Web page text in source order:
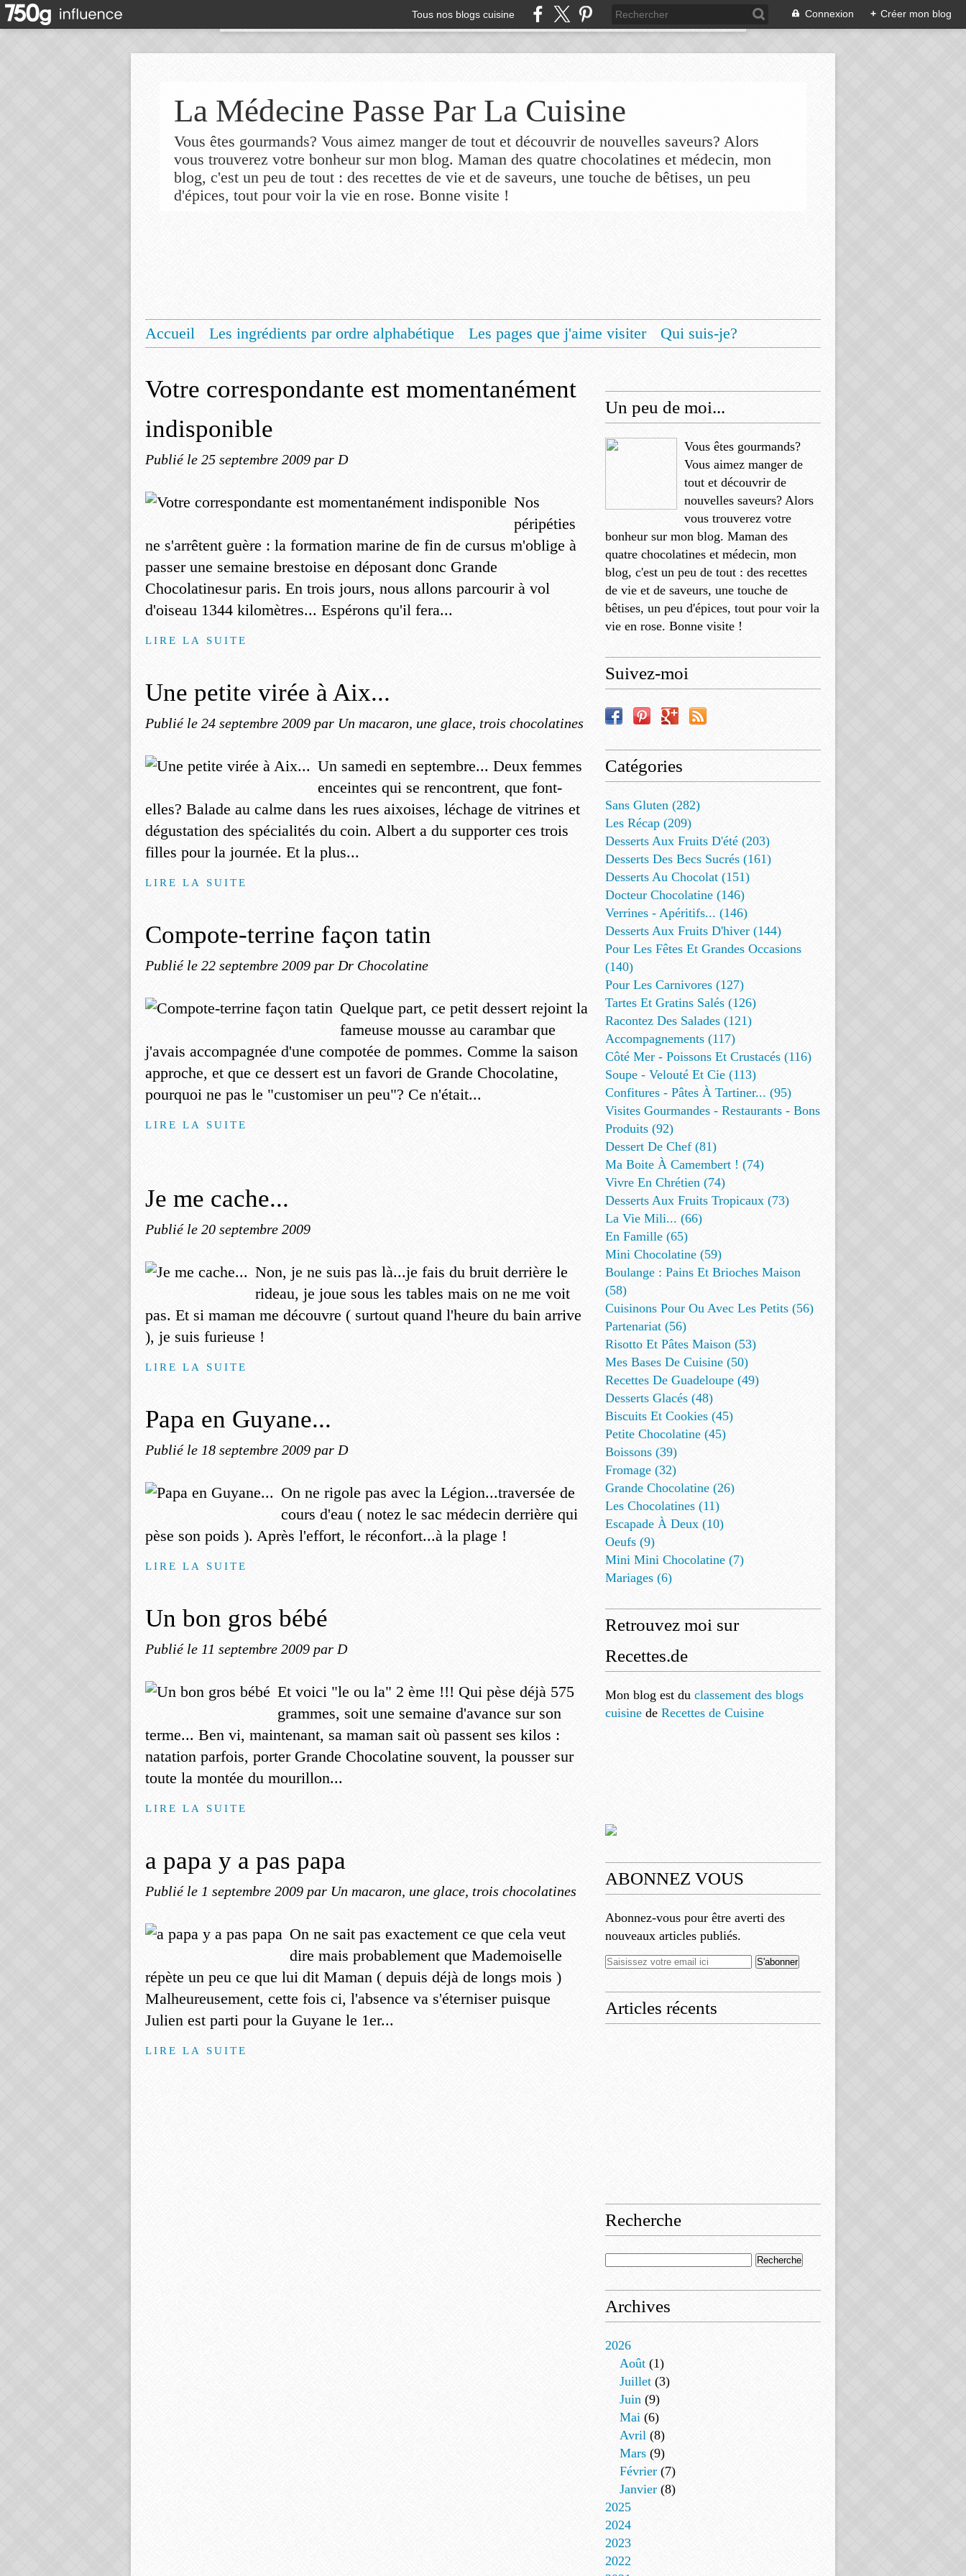
Tous nos blogs cuisine Connexion + Créer mon blog
La Médecine Passe Par La Cuisine
Vous êtes gourmands? Vous aimez manger de tout et découvrir de nouvelles saveurs? Alors
vous trouverez votre bonheur sur mon blog. Maman des quatre chocolatines et médecin, mon
blog, c'est un peu de tout : des recettes de vie et de saveurs, une touche de bêtises, un peu
d'épices, tout pour voir la vie en rose. Bonne visite !
Accueil Les ingrédients par ordre alphabétique Les pages que j'aime visiter
Qui suis-je?
Votre correspondante est momentanément
indisponible
Publié le 25 septembre 2009 par D
Nos
péripéties
ne s'arrêtent guère : la formation marine de fin de cursus m'oblige à
passer une semaine brestoise en déposant donc Grande
Chocolatinesur paris. En trois jours, nous allons parcourir à vol
d'oiseau 1344 kilomètres... Espérons qu'il fera...
LIRE LA SUITE
Une petite virée à Aix...
Publié le 24 septembre 2009 par Un macaron, une glace, trois chocolatines
Un samedi en septembre... Deux femmes
enceintes qui se rencontrent, que font-
elles? Balade au calme dans les rues aixoises, léchage de vitrines et
dégustation des spécialités du coin. Albert a du supporter ces trois
filles pour la journée. Et la plus...
LIRE LA SUITE
Compote-terrine façon tatin
Publié le 22 septembre 2009 par Dr Chocolatine
Quelque part, ce petit dessert rejoint la
fameuse mousse au carambar que
j'avais accompagnée d'une compotée de pommes. Comme la saison
approche, et que ce dessert est un favori de Grande Chocolatine,
pourquoi ne pas le "customiser un peu"? Ce n'était...
LIRE LA SUITE
Je me cache...
Publié le 20 septembre 2009
Non, je ne suis pas là...je fais du bruit derrière le
rideau, je joue sous les tables mais on ne me voit
pas. Et si maman me découvre ( surtout quand l'heure du bain arrive
), je suis furieuse !
LIRE LA SUITE
Papa en Guyane...
Publié le 18 septembre 2009 par D
On ne rigole pas avec la Légion...traversée de
cours d'eau ( notez le sac médecin derrière qui
pèse son poids ). Après l'effort, le réconfort...à la plage !
LIRE LA SUITE
Un bon gros bébé
Publié le 11 septembre 2009 par D
Et voici "le ou la" 2 ème !!! Qui pèse déjà 575
grammes, soit une semaine d'avance sur son
terme... Ben vi, maintenant, sa maman sait où passent ses kilos :
natation parfois, porter Grande Chocolatine souvent, la pousser sur
toute la montée du mourillon...
LIRE LA SUITE
a papa y a pas papa
Publié le 1 septembre 2009 par Un macaron, une glace, trois chocolatines
On ne sait pas exactement ce que cela veut
dire mais probablement que Mademoiselle
répète un peu ce que lui dit Maman ( depuis déjà de longs mois )
Malheureusement, cette fois ci, l'absence va s'éterniser puisque
Julien est parti pour la Guyane le 1er...
LIRE LA SUITE
Un peu de moi...
Vous êtes gourmands?
Vous aimez manger de
tout et découvrir de
nouvelles saveurs? Alors
vous trouverez votre
bonheur sur mon blog. Maman des
quatre chocolatines et médecin, mon
blog, c'est un peu de tout : des recettes
de vie et de saveurs, une touche de
bêtises, un peu d'épices, tout pour voir la
vie en rose. Bonne visite !
Suivez-moi
Catégories
Sans Gluten (282)
Les Récap (209)
Desserts Aux Fruits D'été (203)
Desserts Des Becs Sucrés (161)
Desserts Au Chocolat (151)
Docteur Chocolatine (146)
Verrines - Apéritifs... (146)
Desserts Aux Fruits D'hiver (144)
Pour Les Fêtes Et Grandes Occasions
(140)
Pour Les Carnivores (127)
Tartes Et Gratins Salés (126)
Racontez Des Salades (121)
Accompagnements (117)
Côté Mer - Poissons Et Crustacés (116)
Soupe - Velouté Et Cie (113)
Confitures - Pâtes À Tartiner... (95)
Visites Gourmandes - Restaurants - Bons
Produits (92)
Dessert De Chef (81)
Ma Boite À Camembert ! (74)
Vivre En Chrétien (74)
Desserts Aux Fruits Tropicaux (73)
La Vie Mili... (66)
En Famille (65)
Mini Chocolatine (59)
Boulange : Pains Et Brioches Maison
(58)
Cuisinons Pour Ou Avec Les Petits (56)
Partenariat (56)
Risotto Et Pâtes Maison (53)
Mes Bases De Cuisine (50)
Recettes De Guadeloupe (49)
Desserts Glacés (48)
Biscuits Et Cookies (45)
Petite Chocolatine (45)
Boissons (39)
Fromage (32)
Grande Chocolatine (26)
Les Chocolatines (11)
Escapade À Deux (10)
Oeufs (9)
Mini Mini Chocolatine (7)
Mariages (6)
Retrouvez moi sur
Recettes.de
Mon blog est du classement des blogs
cuisine de Recettes de Cuisine
ABONNEZ VOUS
Abonnez-vous pour être averti des
nouveaux articles publiés.
Articles récents
Recherche
Archives
2026
Août (1)
Juillet (3)
Juin (9)
Mai (6)
Avril (8)
Mars (9)
Février (7)
Janvier (8)
2025
2024
2023
2022